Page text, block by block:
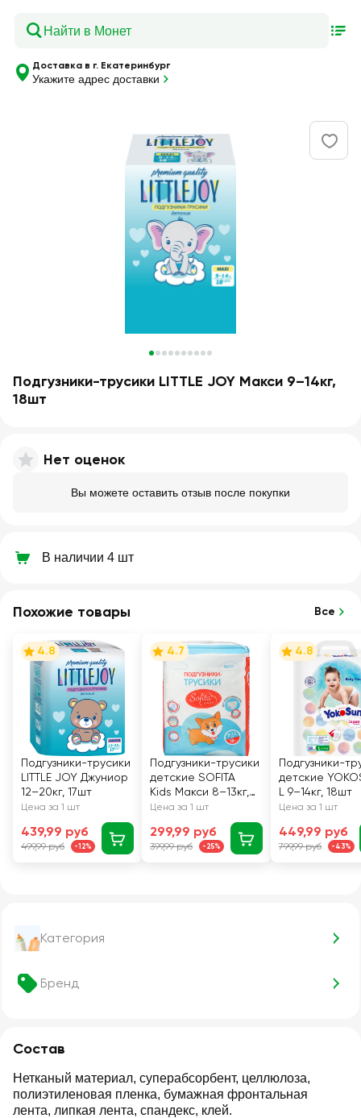
Доставка в г. Екатеринбург
Укажите адрес доставки
Подгузники-трусики LITTLE JOY Макси 9–14кг,
18шт
Нет оценок
Вы можете оставить отзыв после покупки
В наличии 4 шт
Категория
Бренд
Состав
Нетканый материал, суперабсорбент, целлюлоза,
полиэтиленовая пленка, бумажная фронтальная
лента, липкая лента, спандекс, клей.
Похожие товары Все
4.8
Подгузники-трусики
LITTLE JOY Джуниор
12–20кг, 17шт
Цена за 1 шт
439,99 руб
499,99 руб -12%
4.7
Подгузники-трусики
детские SOFITA
Kids Макси 8–13кг,
18шт
Цена за 1 шт
299,99 руб
399,99 руб -25%
4.8
Подгузники-
детские
L 9–14кг, 18шт
Цена за 1 шт
449,99 руб
799,99 руб -43%